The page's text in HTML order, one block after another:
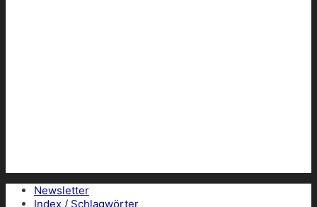
Newsletter
Index / Schlagwörter